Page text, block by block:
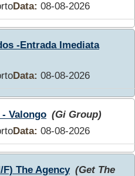
Data: 08-08-2026
-Entrada Imediata
Data: 08-08-2026
Valongo (Gi Group)
Data: 08-08-2026
The Agency (Get The